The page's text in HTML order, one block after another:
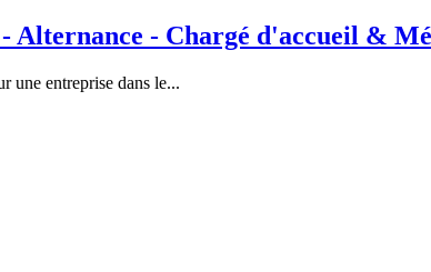
Alternance - Chargé d'accueil &
une entreprise dans le...